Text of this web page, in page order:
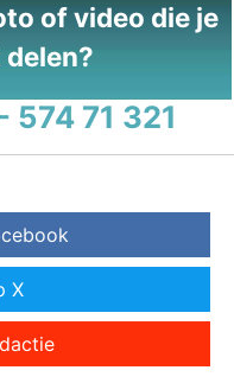
of video die je
574 71 321
X